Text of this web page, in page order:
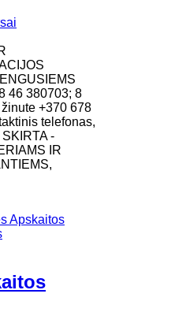
46 380703; 8
+370 678
telefonas,
-
IR
Apskaitos